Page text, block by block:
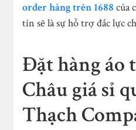
order hàng trên 1688 của
tín sẽ là sự hỗ trợ đắc lực
Đặt hàng áo
Châu giá sỉ
Thạch